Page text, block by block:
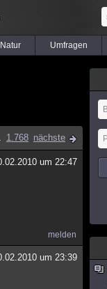
Natur Umfragen
1.768 nächste
um 22:47
melden
um 23:39